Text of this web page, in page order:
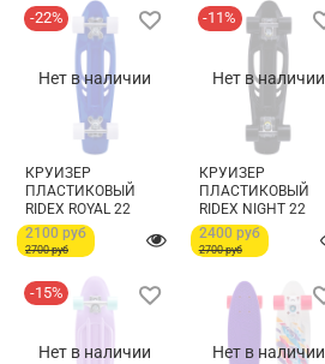
Нет в наличии
-22%
КРУИЗЕР
ПЛАСТИКОВЫЙ
RIDEX ROYAL 22
2100 руб
2700 руб
Нет в наличии
-11%
КРУИЗЕР
ПЛАСТИКОВЫЙ
RIDEX NIGHT 22
2400 руб
2700 руб
Нет в наличии
-15%
Нет в наличии